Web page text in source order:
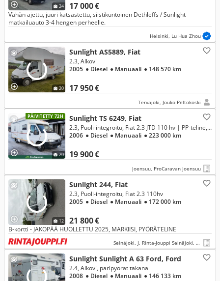
24 17 000 €
Vähän ajettu, juuri katsastettu, siistikuntoinen Dethleffs / Sunlight
matkailuauto 3-4 hengen perheelle.
Helsinki, Lu Hua Zhou
20
Sunlight AS5889, Fiat
17 950 €
2.3, Alkovi
2005 ● Diesel ● Manuaali ● 148 570 km
Tervajoki, Jouko Peltokoski
PÄIVITETTY 72H
20
Sunlight TS 6249, Fiat
19 900 €
2.3, Puoli-integroitu, Fiat 2.3 JTD 110 hv | PP-teline, markiisi
2006 ● Diesel ● Manuaali ● 223 000 km
Joensuu, ProCaravan Joensuu
12
Sunlight 244, Fiat
21 800 €
2.3, Puoli-integroitu, Fiat 2.3 110hv
2005 ● Diesel ● Manuaali ● 172 000 km
B-kortti - JAKOPÄÄ HUOLLETTU 2025, MARKIISI, PYÖRÄTELINE
Seinäjoki, J. Rinta-Jouppi Seinäjoki, Herralankatu
Sunlight Sunlight A 63 Ford, Ford
2.4, Alkovi, paripyörät takana
2008 ● Diesel ● Manuaali ● 146 133 km